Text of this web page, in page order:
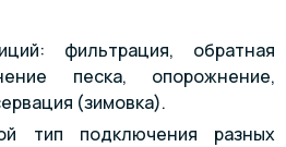
фильтрация, обратная
песка, опорожнение,
(зимовка).
тип подключения разных